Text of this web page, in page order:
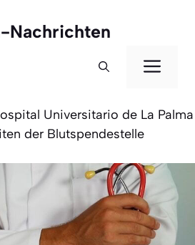
Nachrichten
Universitario de La Palma
der Blutspendestelle